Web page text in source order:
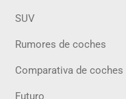
SUV
Rumores de coches
Comparativa de coches
Futuro